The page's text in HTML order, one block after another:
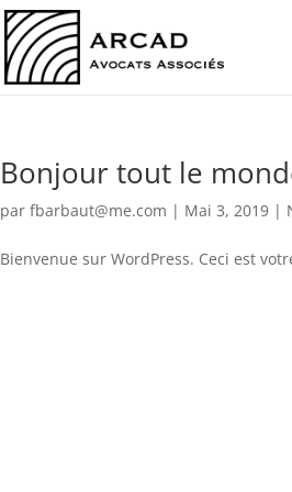
Bonjour tout le
parfbarbaut@me.com | Mai 3, 2019 |
Bienvenue sur WordPress. Ceci est